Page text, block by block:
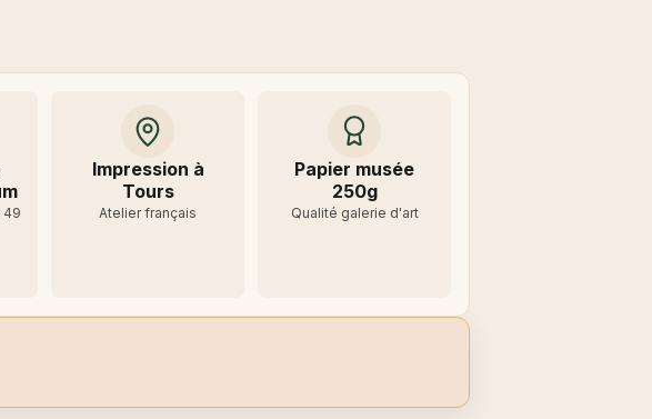
49
Impression à
Tours
Atelier français
Papier musée
250g
Qualité galerie d'art